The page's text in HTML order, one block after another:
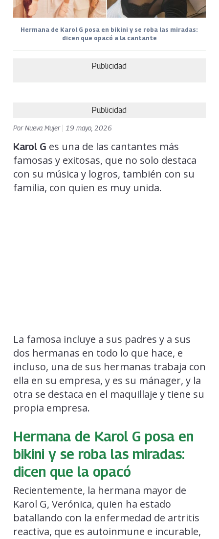
Hermana de Karol G posa en bikini y se roba las miradas:
dicen que opacó a la cantante
Publicidad
Publicidad
PorNueva Mujer 19 mayo, 2026
Karol G es una de las cantantes más
famosas y exitosas, que no solo destaca
con su música y logros, también con su
familia, con quien es muy unida.
La famosa incluye a sus padres y a sus
dos hermanas en todo lo que hace, e
incluso, una de sus hermanas trabaja con
ella en su empresa, y es su mánager, y la
otra se destaca en el maquillaje y tiene su
propia empresa.
Hermana de Karol G posa en
bikini y se roba las miradas:
dicen que la opacó
Recientemente, la hermana mayor de
Karol G, Verónica, quien ha estado
batallando con la enfermedad de artritis
reactiva, que es autoinmune e incurable,